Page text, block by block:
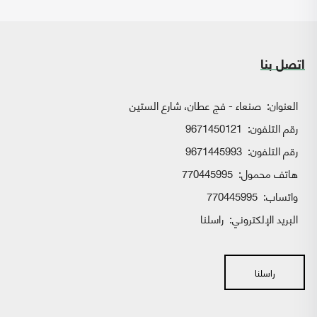
اتصل بنا
العنوان: صنعاء - فج عطان، شارع الستين
رقم التلفون: 9671450121
رقم التلفون: 9671445993
هاتف محمول: 770445995
واتساب:
البريد الإلكتروني: راسلنا
راسلنا